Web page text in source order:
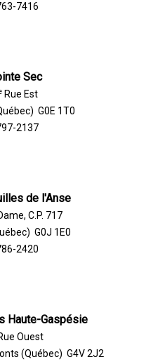
7416
Sec
Rue Est
G0E 1T0
2137
de l'Anse
C.P. 717
G0J 1E0
2420
Haute-Gaspésie
Ouest
(Québec) G4V 2J2